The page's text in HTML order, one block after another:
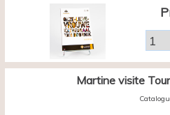
Martine visite